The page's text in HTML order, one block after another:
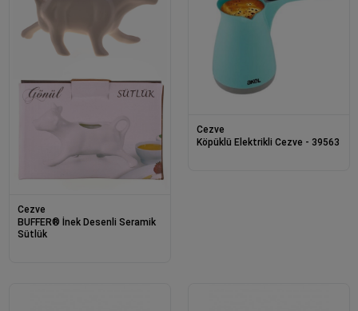
Cezve
BUFFER® İnek Desenli Seramik
Sütlük
Cezve
Köpüklü Elektrikli Cezve - 39563